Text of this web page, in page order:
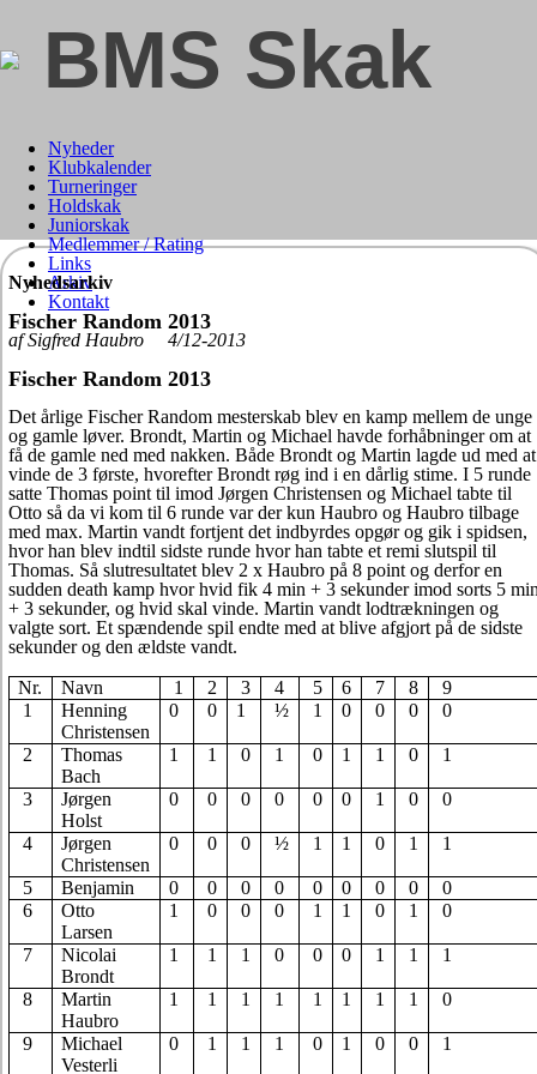
BMS Skak
Nyheder
Klubkalender
Turneringer
Holdskak
Juniorskak
Medlemmer / Rating
Links
Arkiv
Kontakt
Nyhedsarkiv
Fischer Random 2013
af Sigfred Haubro 4/12-2013
Fischer Random 2013
Det årlige Fischer Random mesterskab blev en kamp mellem de unge
og gamle løver. Brondt, Martin og Michael havde forhåbninger om at
få de gamle ned med nakken. Både Brondt og Martin lagde ud med at
vinde de 3 første, hvorefter Brondt røg ind i en dårlig stime. I 5 runde
satte Thomas point til imod Jørgen Christensen og Michael tabte til
Otto så da vi kom til 6 runde var der kun Haubro og Haubro tilbage
med max. Martin vandt fortjent det indbyrdes opgør og gik i spidsen,
hvor han blev indtil sidste runde hvor han tabte et remi slutspil til
Thomas. Så slutresultatet blev 2 x Haubro på 8 point og derfor en
sudden death kamp hvor hvid fik 4 min + 3 sekunder imod sorts 5
+ 3 sekunder, og hvid skal vinde. Martin vandt lodtrækningen og
valgte sort. Et spændende spil endte med at blive afgjort på de sidste
sekunder og den ældste vandt.
Nr.
Navn 1 2 3 4 5 6 7 8
9
1
Henning
Christensen
0 0 1 ½ 1 0 0 0 0
2
Thomas
Bach
1 1 0 1 0 1 1 0 1
3
Jørgen
Holst
0 0 0 0 0 0 1 0 0
4
Jørgen
Christensen
0 0 0 ½ 1 1 0 1 1
5 Benjamin 0 0 0 0 0 0 0 0
0
6
Otto
Larsen
1 0 0 0 1 1 0 1 0
7
Nicolai
Brondt
1 1 1 0 0 0 1 1 1
8
Martin
Haubro
1 1 1 1 1 1 1 1 0
9
Michael
Vesterli
0 1 1 1 0 1 0 0 1